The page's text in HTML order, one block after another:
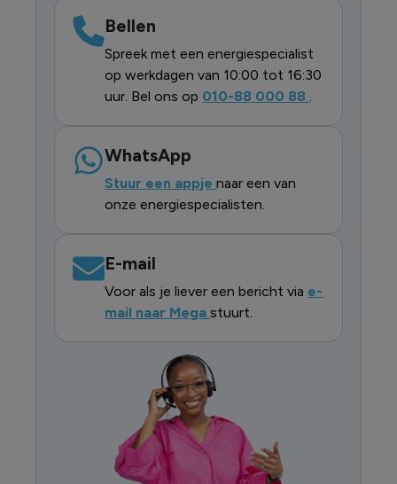
Bellen
Spreek met een energiespecialist
op werkdagen van 10:00 tot 16:30
uur. Bel ons op 010-88 000 88 .
WhatsApp
Stuur een appjenaar een van
onze energiespecialisten.
E-mail
Voor als je liever een bericht via e-
mail naar Megastuurt.